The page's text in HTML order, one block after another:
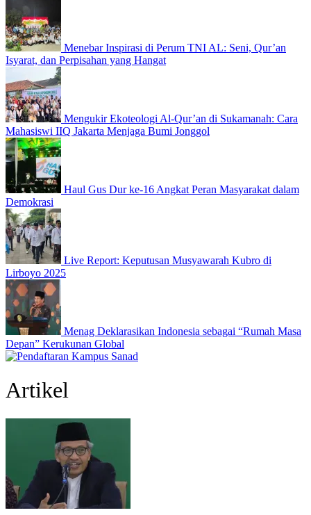
Menebar Inspirasi di Perum TNI AL: Seni, Qur’an
Isyarat, dan Perpisahan yang Hangat
Mengukir Ekoteologi Al-Qur’an di Sukamanah: Cara
Mahasiswi IIQ Jakarta Menjaga Bumi Jonggol
Haul Gus Dur ke-16 Angkat Peran Masyarakat dalam
Demokrasi
Live Report: Keputusan Musyawarah Kubro di
Lirboyo 2025
Menag Deklarasikan Indonesia sebagai “Rumah Masa
Depan” Kerukunan Global
Artikel